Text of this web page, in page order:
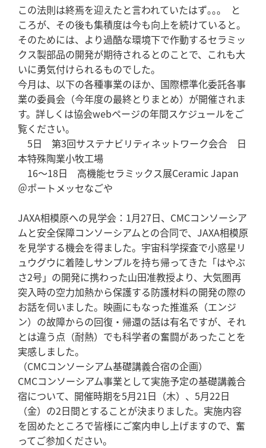
この法則は終焉を迎えたと言われていたはず｡｡｡ と
ころが、その後も集積度は今も向上を続けていると。
そのためには、より過酷な環境下で作動するセラミッ
クス製部品の開発が期待されるとのことで、これも大
いに勇気付けられるものでした。
今月は、以下の各種事業のほか、国際標準化委託各事
業の委員会（今年度の最終とりまとめ）が開催されま
す。詳しくは協会webページの年間スケジュールをご
覧ください。
5日 第3回サステナビリティネットワーク会合 日
本特殊陶業小牧工場
16～18日 高機能セラミックス展Ceramic Japan
＠ポートメッセなごや
JAXA相模原への見学会：1月27日、CMCコンソーシア
ムと安全保障コンソーシアムとの合同で、JAXA相模原
を見学する機会を得ました。宇宙科学探査で小惑星リ
ュウグウに着陸しサンプルを持ち帰ってきた「はやぶ
さ2号」の開発に携わった山田准教授より、大気圏再
突入時の空力加熱から保護する防護材料の開発の際の
お話を伺いました。映画にもなった推進系（エンジ
ン）の故障からの回復・帰還の話は有名ですが、それ
とは違う点（耐熱）でも科学者の奮闘があったことを
実感しました。
（CMCコンソーシアム基礎講義合宿の企画）
CMCコンソーシアム事業として実施予定の基礎講義合
宿について、開催時期を5月21日（木）、5月22日
（金）の2日間とすることが決まりました。実施内容
を固めたところで皆様にご案内申し上げますので、奮
ってご参加ください。